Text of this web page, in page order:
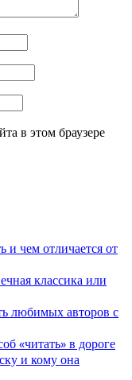
в этом браузере
чем отличается от
классика или
любимых авторов с
«читать» в дороге
и кому она